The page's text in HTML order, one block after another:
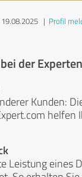
| Profil
der
Kunden:
helfen
Leistung eines